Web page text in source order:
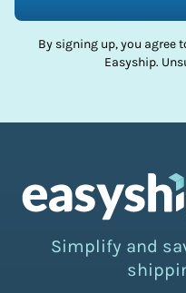
By signing up, you agree
Easyship.
Simplify and